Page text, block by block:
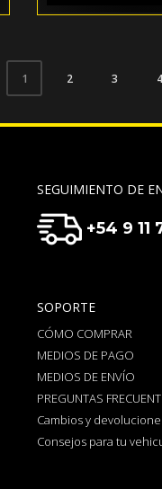
1 2 3 4
SEGUIMIENTO DE
+54 9 11
SOPORTE
CÓMO COMPRAR
MEDIOS DE PAGO
MEDIOS DE ENVÍO
PREGUNTAS
Cambios y
Consejos para tu